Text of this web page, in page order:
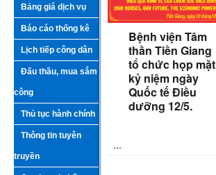
Bảng giá dịch vụ
Báo cáo thống kê
Lịch tiếp công dân
Đấu thầu, mua sắm
công
Thủ tục hành chính
Thông tin tuyên
truyền
Bệnh viện Tâm
thần Tiền Giang
tổ chức họp mặt
kỷ niệm ngày
Quốc tế Điều
dưỡng 12/5.
​ ...